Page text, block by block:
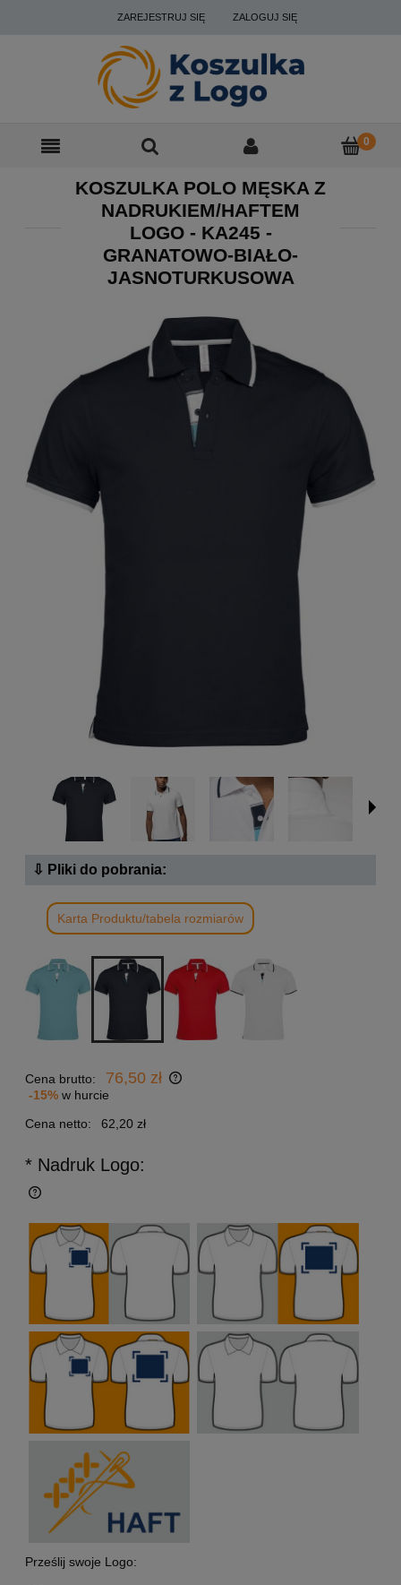
ZAREJESTRUJ SIĘ ZALOGUJ SIĘ
KOSZULKA POLO MĘSKA Z
NADRUKIEM/HAFTEM
LOGO - KA245 -
GRANATOWO-BIAŁO-
JASNOTURKUSOWA
⇩ Pliki do pobrania:
Karta Produktu/tabela rozmiarów
Cena brutto: 76,50 zł
-15% w hurcie
Cena netto:
62,20 zł
* Nadruk Logo:
Prześlij swoje Logo: